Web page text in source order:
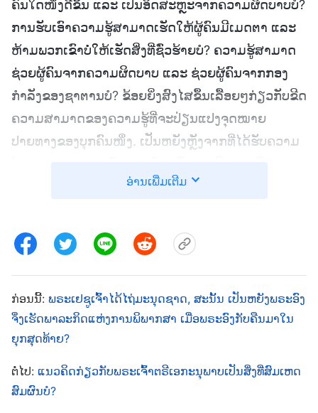
ຄົນໃດໜຶ່ງດີຂຶ້ນ ແລະ ເປັນອິດສະຫຼະຈາກຄວາມຜິດບາບບໍ?
ການຮັບເອົາຄວາມຮູ້ສາມາດເຮັດໃຫ້ຜູ້ຄົນມີເມດຕາ ແລະ
ຫ້າມພວກເຂົາບໍ່ໃຫ້ເຮັດສິ່ງທີ່ຊົ່ວຮ້າຍບໍ? ຄວາມຮູ້ສາມາດ
ຊ່ວຍຜູ້ຄົນຈາກຄວາມຜິດບາບ ແລະ ຊ່ວຍຜູ້ຄົນຈາກກອງ
ກຳລັງຂອງຊາຕານບໍ? ຂ້ອຍຍິ່ງສົງໄສຂຶ້ນເລື້ອຍໆກ່ຽວກັບຂີດ
ຄວາມສາມາດຂອງຄວາມຮູ້ທີ່ຈະປ່ຽນແປງຈຸດໝາຍ
ປາຍທາງຂອງບຸກຄົນໜຶ່ງ. ເປັນຫຍັງຫຼັງຈາກທີ່ໄດ້ຮັບຄວາມ
ຕົນເອງຊອບທຳຫຼາຍຂຶ້ນເລື້ອຍໆ? ເປັນຫຍັງຍິ່ງພວກເຂົາຮູ້
ຫຼັງຈາກທີ່ມີອຳນາດ, ພວກເຂົາກໍເຮັດຜິດ ແລະ ເຮັດຕາມອຳ
ເພີໃຈ, ກໍ່ໃຫ້ເກີດຫາຍະນະ ແລະ ເຮັດໃຫ້ເກີດໄພພິບັດ. ມັນ
ເບິ່ງຄືກັບວ່າ ຄຽງຄູ່ກັບການສຶກສາທີ່ດີຂຶ້ນ ແລະ
ວິທະຍາສາດທີ່ພັດທະນາຂຶ້ນ, ປະເທດໜຶ່ງຄວນຖືກປົກຄອງ
ໄດ້ດີຂຶ້ນ ແລະ ປະຊາຊົນຄວນມີສີວິໄລ, ມີຄວາມສຸກ ແລະ ມີ
ສຸຂະພາບທີ່ດີຂຶ້ນ. ແຕ່ປະເທດແບບນັ້ນມີຢູ່ແທ້ໆບໍ? ມັນບໍ່ເຄີຍ
ມີຢູ່. ສິ່ງນັ້ນໄດ້ເຮັດໃຫ້ຜູ້ຄົນເກົາຫົວຂອງພວກເຂົາແທ້ໆ!
ຂ້ອຍໄດ້ອ່ານສິ່ງນີ້ໃນ
ອ່ານເພີ່ມເຕີມ
ກ່ອນນີ້: ພຣະເຢຊູເຈົ້າໄດ້ໄຖ່ມະນຸດຊາດ, ສະນັ້ນ ເປັນຫຍັງພຣະອົງ
ຈຶ່ງເຮັດພາລະກິດແຫ່ງການພິພາກສາ ເມື່ອພຣະອົງກັບຄືນມາໃນ
ຍຸກສຸດທ້າຍ?
ຕໍ່ໄປ: ແນວຄິດກ່ຽວກັບພຣະເຈົ້າຕຣີເອກະນຸພາບເປັນສິ່ງທີ່ສົມເຫດ
ສົມຜົນບໍ?